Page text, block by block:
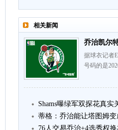
相关新闻
乔治凯尔
据球衣记者
号码的是
Shams曝绿军双探花真
蒂格：乔治能让塔图姆
76人交易乔治+4选秀权